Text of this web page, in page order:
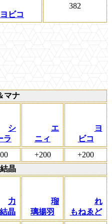
ヨビコ
382
マナ
シ
ラ
エ
ニィ
ヨ
ビコ
+200
+200
晶
力
晶
瑠
璃揚羽
れ
もねゑど